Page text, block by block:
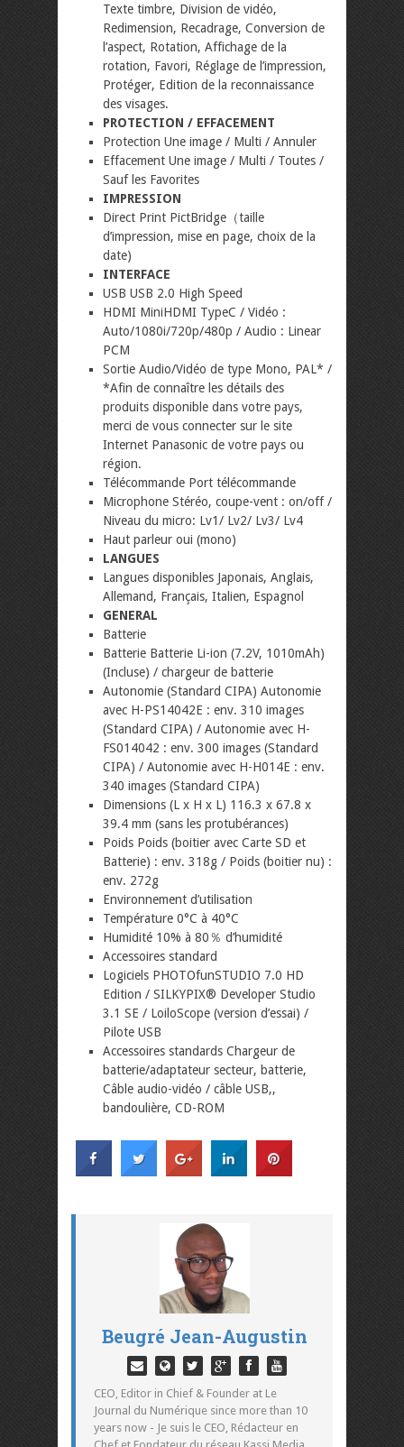
Texte timbre, Division de vidéo,
Redimension, Recadrage, Conversion de
l’aspect, Rotation, Affichage de la
rotation, Favori, Réglage de l’impression,
Protéger, Edition de la reconnaissance
des visages.
PROTECTION / EFFACEMENT
Protection Une image / Multi / Annuler
Effacement Une image / Multi / Toutes /
Sauf les Favorites
IMPRESSION
Direct Print PictBridge（taille
d’impression, mise en page, choix de la
date)
INTERFACE
USB USB 2.0 High Speed
HDMI MiniHDMI TypeC / Vidéo :
Auto/1080i/720p/480p / Audio : Linear
PCM
Sortie Audio/Vidéo de type Mono, PAL* /
*Afin de connaître les détails des
produits disponible dans votre pays,
merci de vous connecter sur le site
Internet Panasonic de votre pays ou
région.
Télécommande Port télécommande
Microphone Stéréo, coupe-vent : on/off /
Niveau du micro: Lv1/ Lv2/ Lv3/ Lv4
Haut parleur oui (mono)
LANGUES
Langues disponibles Japonais, Anglais,
Allemand, Français, Italien, Espagnol
GENERAL
Batterie
Batterie Batterie Li-ion (7.2V, 1010mAh)
(Incluse) / chargeur de batterie
Autonomie (Standard CIPA) Autonomie
avec H-PS14042E : env. 310 images
(Standard CIPA) / Autonomie avec H-
FS014042 : env. 300 images (Standard
CIPA) / Autonomie avec H-H014E : env.
340 images (Standard CIPA)
Dimensions (L x H x L) 116.3 x 67.8 x
39.4 mm (sans les protubérances)
Poids Poids (boitier avec Carte SD et
Batterie) : env. 318g / Poids (boitier nu) :
env. 272g
Environnement d’utilisation
Température 0°C à 40°C
Humidité 10% à 80％ d’humidité
Accessoires standard
Logiciels PHOTOfunSTUDIO 7.0 HD
Edition / SILKYPIX® Developer Studio
3.1 SE / LoiloScope (version d’essai) /
Pilote USB
Accessoires standards Chargeur de
batterie/adaptateur secteur, batterie,
Câble audio-vidéo / câble USB,,
bandoulière, CD-ROM
Beugré Jean-Augustin
CEO, Editor in Chief & Founder at Le
Journal du Numérique since more than 10
years now - Je suis le CEO, Rédacteur en